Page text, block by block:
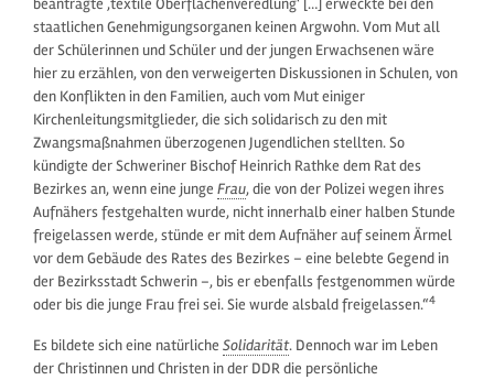
staatlichen Genehmigungsorganen keinen Argwohn. Vom Mut all
der Schülerinnen und Schüler und der jungen Erwachsenen wäre
hier zu erzählen, von den verweigerten Diskussionen in Schulen, von
den Konflikten in den Familien, auch vom Mut einiger
Kirchenleitungsmitglieder, die sich solidarisch zu den mit
Zwangsmaßnahmen überzogenen Jugendlichen stellten. So
kündigte der Schweriner Bischof Heinrich Rathke dem Rat des
Bezirkes an, wenn eine junge Frau, die von der Polizei wegen ihres
Aufnähers festgehalten wurde, nicht innerhalb einer halben Stunde
freigelassen werde, stünde er mit dem Aufnäher auf seinem Ärmel
vor dem Gebäude des Rates des Bezirkes – eine belebte Gegend in
der Bezirksstadt Schwerin –, bis er ebenfalls festgenommen würde
oder bis die junge Frau frei sei. Sie wurde alsbald freigelassen.“4
Es bildete sich eine natürliche Solidarität. Dennoch war im Leben
der Christinnen und Christen in der DDR die persönliche